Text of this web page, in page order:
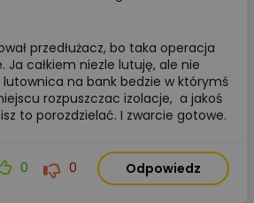
przedłużacz, bo taka operacja
Ja całkiem niezle lutuję, ale nie
lutownica na bank bedzie w którymś
rozpuszczac izolacje, a jakoś
to porozdzielać. I zwarcie gotowe.
0 0 Odpowiedz